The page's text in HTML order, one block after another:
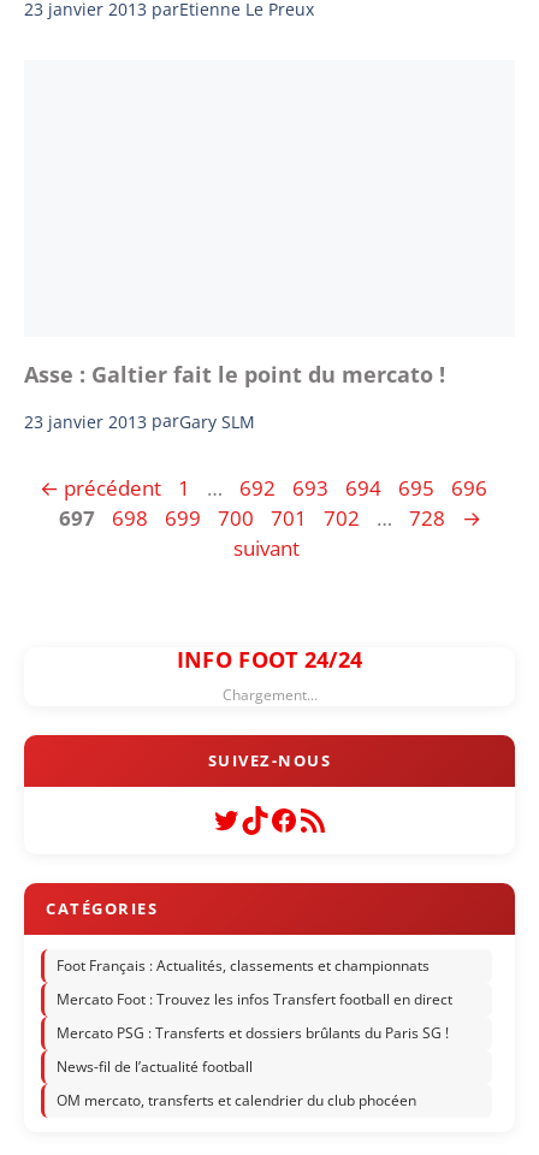
23 janvier 2013 parEtienne Le Preux
Asse : Galtier fait le point du mercato !
23 janvier 2013 parGary SLM
← précédent Page
1 … Page
692 Page
693 Page
694 Page
695 Page
696
697
Page
698 Page
699 Page
700 Page
701 Page
702 … Page
728
→
suivant
INFO FOOT 24/24
Chargement...
Twitter
TikTok
Facebook
Flux RSS
Foot Français : Actualités, classements et championnats
Mercato Foot : Trouvez les infos Transfert football en direct
Mercato PSG : Transferts et dossiers brûlants du Paris SG !
News-fil de l’actualité football
OM mercato, transferts et calendrier du club phocéen